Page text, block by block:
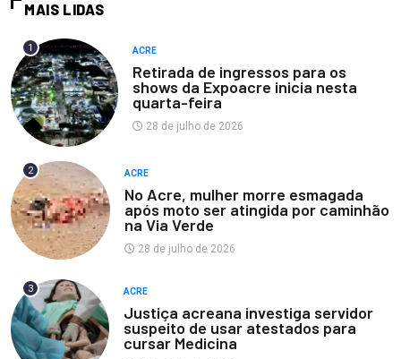
MAIS LIDAS
1 ACRE
Retirada de ingressos para os
shows da Expoacre inicia nesta
quarta-feira
28 de julho de 2026
2 ACRE
No Acre, mulher morre esmagada
após moto ser atingida por caminhão
na Via Verde
28 de julho de 2026
3 ACRE
Justiça acreana investiga servidor
suspeito de usar atestados para
cursar Medicina